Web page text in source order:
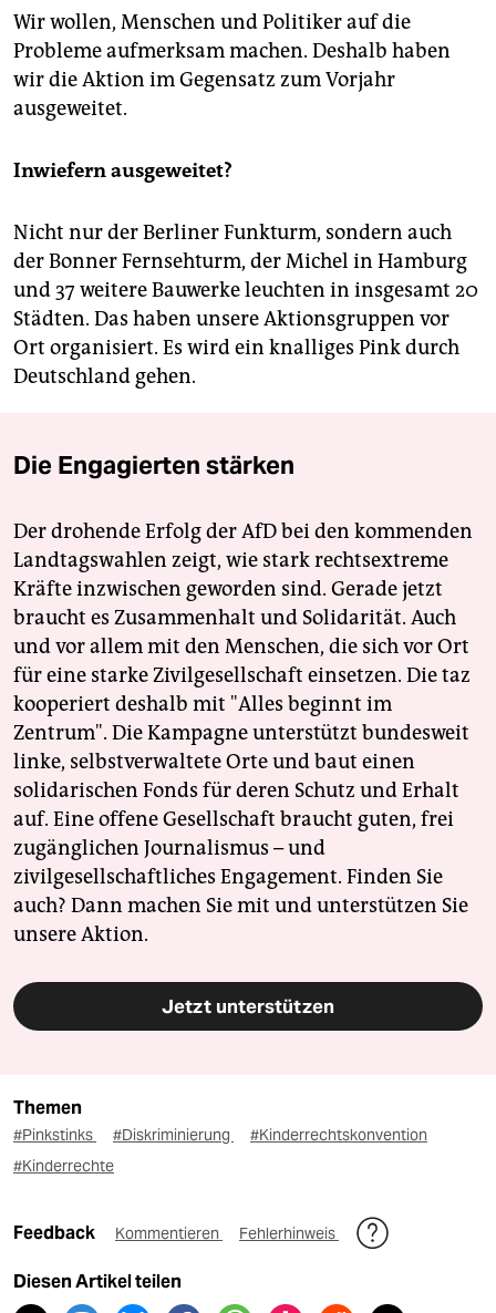
Wir wollen, Menschen und Politiker auf die
Probleme aufmerksam machen. Deshalb haben
wir die Aktion im Gegensatz zum Vorjahr
ausgeweitet.
Inwiefern ausgeweitet?
Nicht nur der Berliner Funkturm, sondern auch
der Bonner Fernsehturm, der Michel in Hamburg
und 37 weitere Bauwerke leuchten in insgesamt 20
Städten. Das haben unsere Aktionsgruppen vor
Ort organisiert. Es wird ein knalliges Pink durch
Deutschland gehen.
Die Engagierten stärken
Der drohende Erfolg der AfD bei den kommenden
Landtagswahlen zeigt, wie stark rechtsextreme
Kräfte inzwischen geworden sind. Gerade jetzt
braucht es Zusammenhalt und Solidarität. Auch
und vor allem mit den Menschen, die sich vor Ort
für eine starke Zivilgesellschaft einsetzen. Die taz
kooperiert deshalb mit "Alles beginnt im
Zentrum". Die Kampagne unterstützt bundesweit
linke, selbstverwaltete Orte und baut einen
solidarischen Fonds für deren Schutz und Erhalt
auf. Eine offene Gesellschaft braucht guten, frei
zugänglichen Journalismus – und
zivilgesellschaftliches Engagement. Finden Sie
auch? Dann machen Sie mit und unterstützen Sie
unsere Aktion.
Jetzt unterstützen
Themen
#Pinkstinks #Diskriminierung
#Kinderrechtskonvention
#Kinderrechte
Feedback Kommentieren Fehlerhinweis
Diesen Artikel teilen